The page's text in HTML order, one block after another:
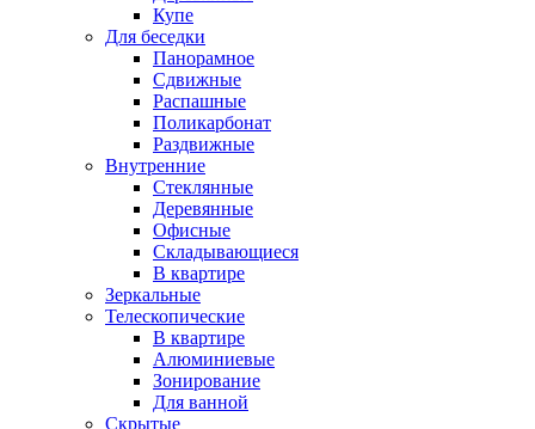
Купе
Для беседки
Панорамное
Сдвижные
Распашные
Поликарбонат
Раздвижные
Внутренние
Стеклянные
Деревянные
Офисные
Складывающиеся
В квартире
Зеркальные
Телескопические
В квартире
Алюминиевые
Зонирование
Для ванной
Скрытые